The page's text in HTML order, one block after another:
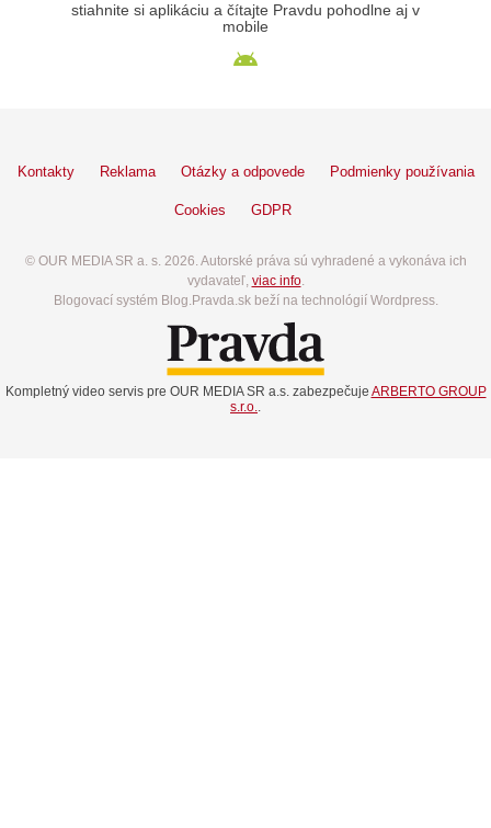
stiahnite si aplikáciu a čítajte Pravdu pohodlne aj v
mobile
Kontakty Reklama Otázky a odpovede Podmienky používania
Cookies GDPR
© OUR MEDIA SR a. s. 2026. Autorské práva sú vyhradené a vykonáva ich
vydavateľ, viac info.
Blogovací systém Blog.Pravda.sk beží na technológií Wordpress.
Kompletný video servis pre OUR MEDIA SR a.s. zabezpečuje ARBERTO GROUP
s.r.o.